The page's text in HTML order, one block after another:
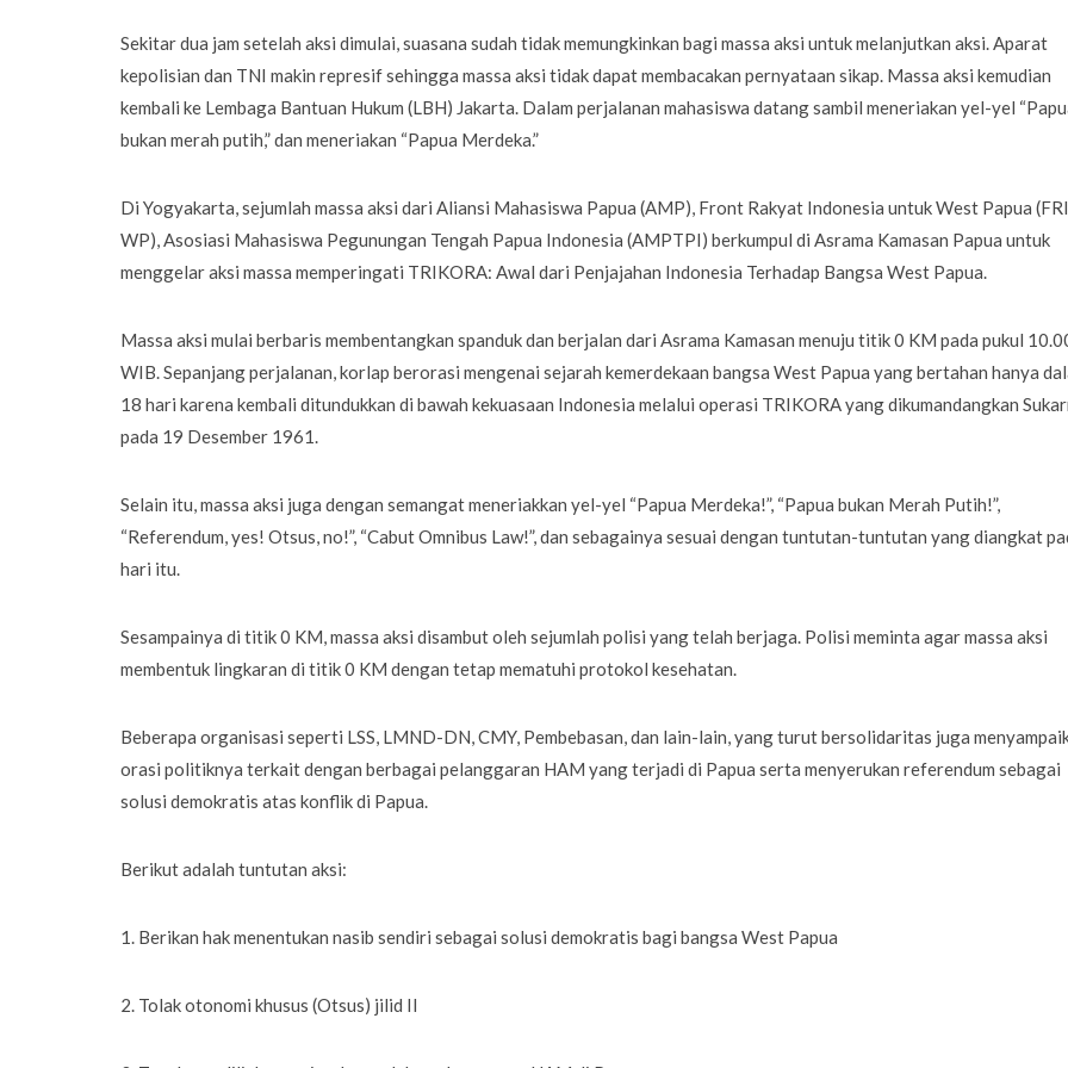
Sekitar dua jam setelah aksi dimulai, suasana sudah tidak memungkinkan bagi massa aksi untuk melanjutkan aksi. Aparat
kepolisian dan TNI makin represif sehingga massa aksi tidak dapat membacakan pernyataan sikap. Massa aksi kemudian
kembali ke Lembaga Bantuan Hukum (LBH) Jakarta. Dalam perjalanan mahasiswa datang sambil meneriakan yel-yel
bukan merah putih,” dan meneriakan “Papua Merdeka.”
Di Yogyakarta, sejumlah massa aksi dari Aliansi Mahasiswa Papua (AMP), Front Rakyat Indonesia untuk West Papua
WP), Asosiasi Mahasiswa Pegunungan Tengah Papua Indonesia (AMPTPI) berkumpul di Asrama Kamasan Papua untuk
menggelar aksi massa memperingati TRIKORA: Awal dari Penjajahan Indonesia Terhadap Bangsa West Papua.
Massa aksi mulai berbaris membentangkan spanduk dan berjalan dari Asrama Kamasan menuju titik 0 KM pada pukul
WIB. Sepanjang perjalanan, korlap berorasi mengenai sejarah kemerdekaan bangsa West Papua yang bertahan hanya
18 hari karena kembali ditundukkan di bawah kekuasaan Indonesia melalui operasi TRIKORA yang dikumandangkan
pada 19 Desember 1961.
Selain itu, massa aksi juga dengan semangat meneriakkan yel-yel “Papua Merdeka!”, “Papua bukan Merah Putih!”,
“Referendum, yes! Otsus, no!”, “Cabut Omnibus Law!”, dan sebagainya sesuai dengan tuntutan-tuntutan yang diangkat
hari itu.
Sesampainya di titik 0 KM, massa aksi disambut oleh sejumlah polisi yang telah berjaga. Polisi meminta agar massa aksi
membentuk lingkaran di titik 0 KM dengan tetap mematuhi protokol kesehatan.
Beberapa organisasi seperti LSS, LMND-DN, CMY, Pembebasan, dan lain-lain, yang turut bersolidaritas juga
orasi politiknya terkait dengan berbagai pelanggaran HAM yang terjadi di Papua serta menyerukan referendum sebagai
solusi demokratis atas konflik di Papua.
Berikut adalah tuntutan aksi:
1. Berikan hak menentukan nasib sendiri sebagai solusi demokratis bagi bangsa West Papua
2. Tolak otonomi khusus (Otsus) jilid II